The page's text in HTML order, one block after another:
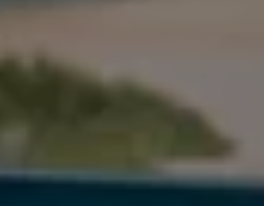
Volkswagen
Long Drive